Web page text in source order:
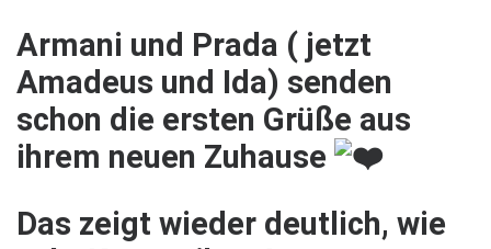
Armani und Prada ( jetzt
Amadeus und Ida) senden
schon die ersten Grüße aus
ihrem neuen Zuhause
Das zeigt wieder deutlich, wie